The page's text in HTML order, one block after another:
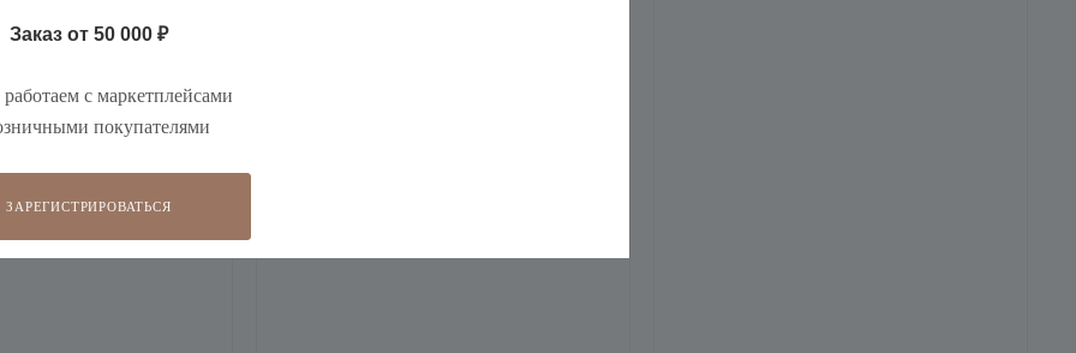
Заказ от 50 000 ₽
работаем с маркетплейсами
покупателями
ЗАРЕГИСТРИРОВАТЬСЯ